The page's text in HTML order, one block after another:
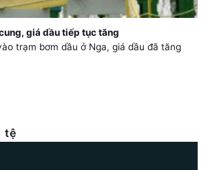
giá dầu tiếp tục tăng
trạm bơm dầu ở Nga, giá dầu đã tăng
tệ